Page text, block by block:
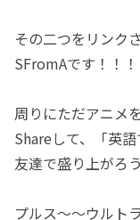
その二つをリンク
SFromAです！！！
周りにただアニメ
Shareして、「英
友達で盛り上がろ
プルス〜〜ウルト